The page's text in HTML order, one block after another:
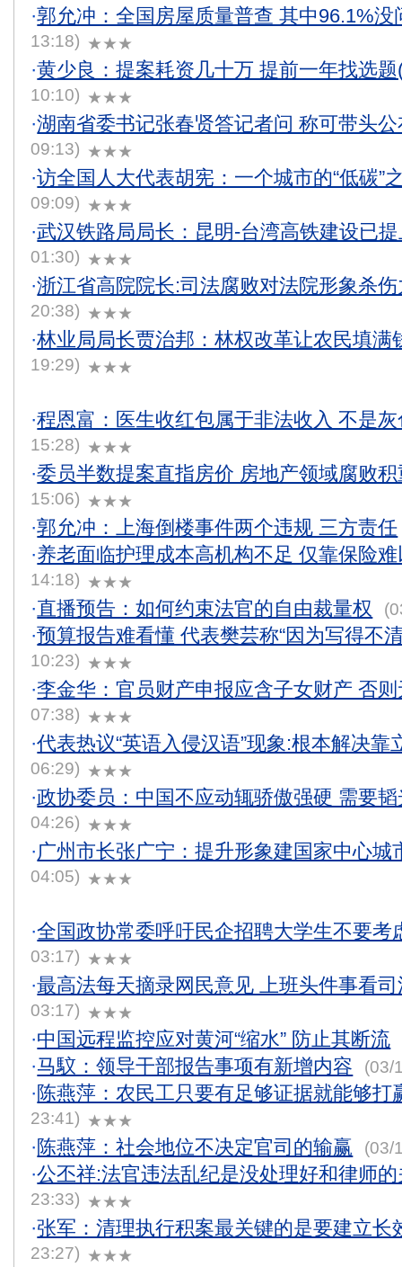
·郭允冲：全国房屋质量普查 其中96.1%没
13:18) ★★★
·黄少良：提案耗资几十万 提前一年找选
10:10) ★★★
·湖南省委书记张春贤答记者问 称可带头
09:13) ★★★
·访全国人大代表胡宪：一个城市的“低碳”
09:09) ★★★
·武汉铁路局局长：昆明-台湾高铁建设已
01:30) ★★★
·浙江省高院院长:司法腐败对法院形象杀
20:38) ★★★
·林业局局长贾治邦：林权改革让农民填满
19:29) ★★★
·程恩富：医生收红包属于非法收入 不是
15:28) ★★★
·委员半数提案直指房价 房地产领域腐败
15:06) ★★★
·郭允冲：上海倒楼事件两个违规 三方责任
·养老面临护理成本高机构不足 仅靠保险
14:18) ★★★
·直播预告：如何约束法官的自由裁量权
·预算报告难看懂 代表樊芸称“因为写得不
10:23) ★★★
·李金华：官员财产申报应含子女财产 否
07:38) ★★★
·代表热议“英语入侵汉语”现象:根本解决靠
06:29) ★★★
·政协委员：中国不应动辄骄傲强硬 需要
04:26) ★★★
·广州市长张广宁：提升形象建国家中心城
04:05) ★★★
·全国政协常委呼吁民企招聘大学生不要考
03:17) ★★★
·最高法每天摘录网民意见 上班头件事看
03:17) ★★★
·中国远程监控应对黄河“缩水” 防止其断流
·马馼：领导干部报告事项有新增内容 (03/
·陈燕萍：农民工只要有足够证据就能够打
23:41) ★★★
·陈燕萍：社会地位不决定官司的输赢 (03/
·公丕祥:法官违法乱纪是没处理好和律师
23:33) ★★★
·张军：清理执行积案最关键的是要建立长
23:27) ★★★